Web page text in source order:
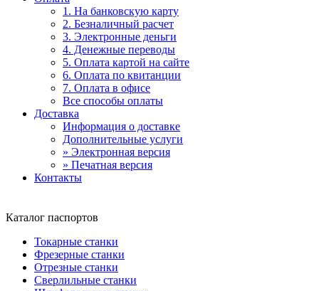
1. На банковскую карту
2. Безналичный расчет
3. Электронные деньги
4. Денежные переводы
5. Оплата картой на сайте
6. Оплата по квитанции
7. Оплата в офисе
Все способы оплаты
Доставка
Информация о доставке
Дополнительные услуги
» Электронная версия
» Печатная версия
Контакты
Каталог паспортов
Токарные станки
Фрезерные станки
Отрезные станки
Сверлильные станки